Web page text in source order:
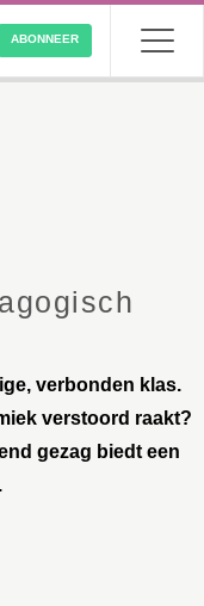
ABONNEER
verbonden klas.
verstoord raakt?
gezag biedt een